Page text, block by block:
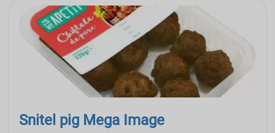
Snitel pig Mega Image